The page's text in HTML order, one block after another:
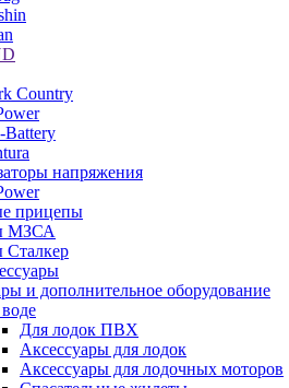
Country
Battery
напряжения
прицепы
МЗСА
и дополнительное оборудование
Для лодок ПВХ
Аксессуары для лодок
Аксессуары для лодочных моторов